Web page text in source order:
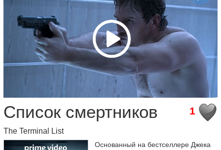
1
Список смертников
The Terminal List
Основанный на бестселлере Джека